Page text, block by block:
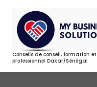
contenu
Conseils de conseil, formation
professionnel Dakar/Sénégal